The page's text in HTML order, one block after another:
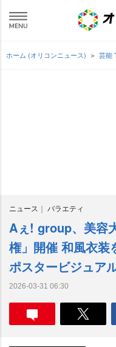
ホーム (オリコンニュース) 芸能
ニュース バラエティ
Aぇ! group、美容
権」開催 和風衣装
ポスタービジュア
2026-03-31 06:30